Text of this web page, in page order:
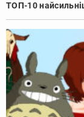
ТОП-10